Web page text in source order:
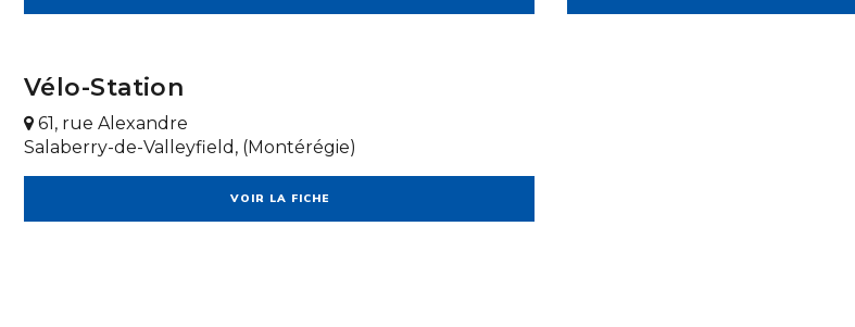
Vélo-Station
61, rue Alexandre
Salaberry-de-Valleyfield, (Montérégie)
VOIR LA FICHE